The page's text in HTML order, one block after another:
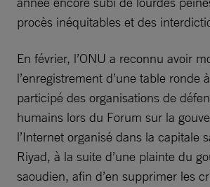
procès inéquitables et des
En février, l’ONU a reconnu avoir
l’enregistrement d’une table ronde
participé des organisations de
humains lors du Forum sur la
l’Internet organisé dans la capitale
Riyad, à la suite d’une plainte du
saoudien, afin d’en supprimer les